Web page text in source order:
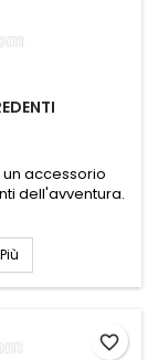
accessorio
dell'avventura.
una robustezza
o per
Il design
unico,...
Più
favorite_border